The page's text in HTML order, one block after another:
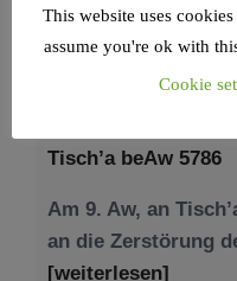
NEWS –
Am 9. Aw, an
an die Zerstörung
[weiterlesen]
This website uses
assume you're ok with
Cookie